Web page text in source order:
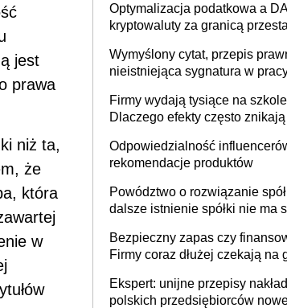
jest
prawa
niż ta,
że
która
w
Optymalizacja podatkowa a
kryptowaluty za granicą
Wymyślony cytat, przepis
nieistniejąca sygnatura w
firmie
Firmy wydają tysiące na
Dlaczego efekty często
Odpowiedzialność
rekomendacje produktów
Powództwo o rozwiązanie
dalsze istnienie spółki nie ma
Bezpieczny zapas czy
Firmy coraz dłużej czekają na
Ekspert: unijne przepisy
polskich przedsiębiorców